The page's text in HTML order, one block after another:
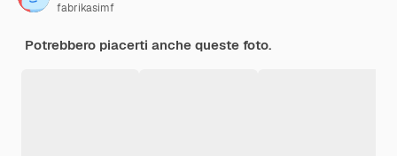
fabrikasimf
Potrebbero piacerti anche queste foto.